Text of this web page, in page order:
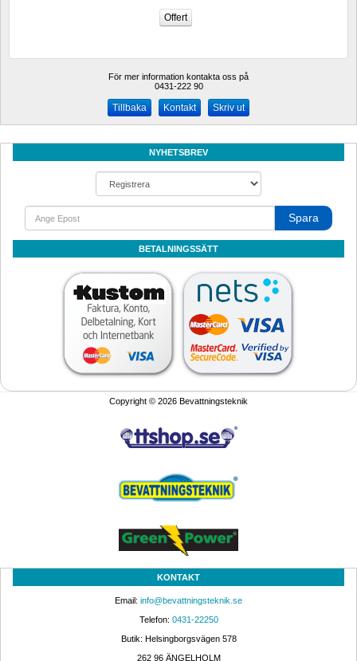
För mer information kontakta oss på
0431-222 90
Kontakt Skriv ut
NYHETSBREV
Spara
BETALNINGSSÄTT
Copyright © 2026 Bevattningsteknik
KONTAKT
Email: info@bevattningsteknik.se
Telefon: 0431-22250
Butik: Helsingborgsvägen 578
262 96 ÄNGELHOLM